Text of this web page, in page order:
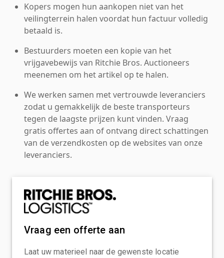
Kopers mogen hun aankopen niet van het
veilingterrein halen voordat hun factuur volledig
betaald is.
Bestuurders moeten een kopie van het
vrijgavebewijs van Ritchie Bros. Auctioneers
meenemen om het artikel op te halen.
We werken samen met vertrouwde leveranciers
zodat u gemakkelijk de beste transporteurs
tegen de laagste prijzen kunt vinden. Vraag
gratis offertes aan of ontvang direct schattingen
van de verzendkosten op de websites van onze
leveranciers.
Vraag een offerte aan
Laat uw materieel naar de gewenste locatie